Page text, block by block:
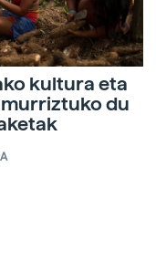
kultura eta
du